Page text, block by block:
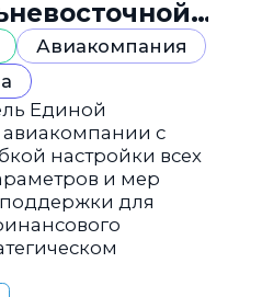
Авиакомпания
Единой
с
настройки всех
и мер
для